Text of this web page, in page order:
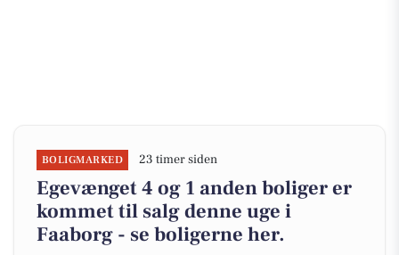
BOLIGMARKED 23 timer siden
Egevænget 4 og 1 anden boliger er
kommet til salg denne uge i
Faaborg - se boligerne her.